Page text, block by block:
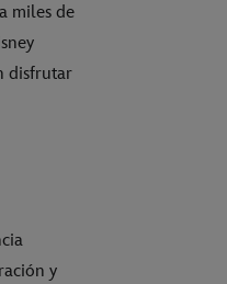
miles de
disfrutar
y